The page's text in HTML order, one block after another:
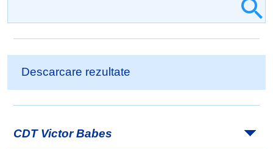
Descarcare rezultate
CDT Victor Babes